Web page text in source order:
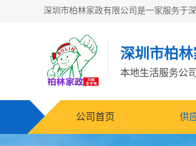
深圳市柏
本地生活服务公
公司首页 供